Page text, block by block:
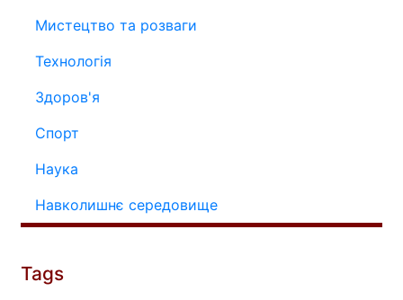
Мистецтво та розваги
Технологія
Здоров'я
Спорт
Наука
Навколишнє середовище
Tags